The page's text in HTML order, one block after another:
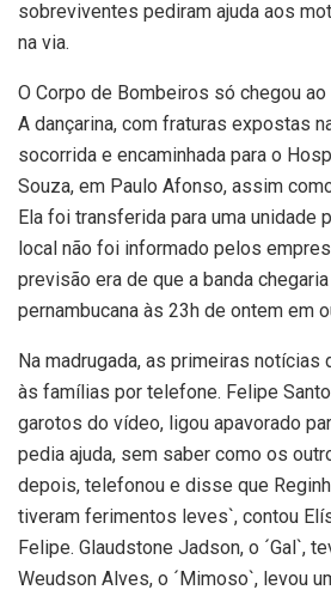
sobreviventes pediram ajuda aos
na via.
O Corpo de Bombeiros só chegou
A dançarina, com fraturas expostas
socorrida e encaminhada para o
Souza, em Paulo Afonso, assim
Ela foi transferida para uma unidade
local não foi informado pelos
previsão era de que a banda
pernambucana às 23h de ontem em
Na madrugada, as primeiras notícias
às famílias por telefone. Felipe
garotos do vídeo, ligou apavorado
pedia ajuda, sem saber como os
depois, telefonou e disse que
tiveram ferimentos leves`, contou
Felipe. Glaudstone Jadson, o ´Gal`,
Weudson Alves, o ´Mimoso`, levou